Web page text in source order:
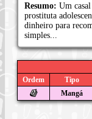
Resumo: Um
prostituta
dinheiro para
simples...
Ordem
Tipo
Mangá